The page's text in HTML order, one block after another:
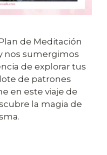
de Meditación
nos sumergimos
de explorar tus
de patrones
en este viaje de
la magia de